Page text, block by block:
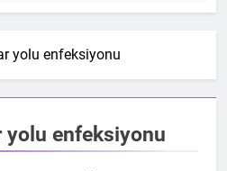
yolu enfeksiyonu
enfeksiyonu